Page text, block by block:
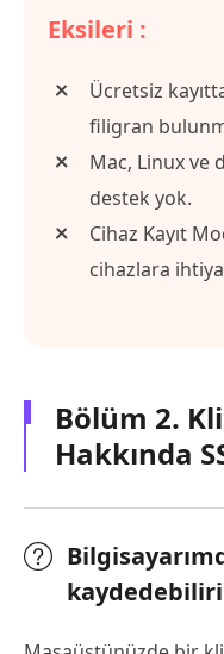
Eksileri :
Ücretsiz
filigran
Mac, Linux ve
destek yok.
Cihaz Kayıt
cihazlara
Bölüm 2.
Hakkında